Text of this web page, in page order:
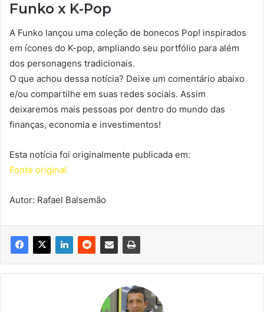
Funko x K-Pop
A Funko lançou uma coleção de bonecos Pop! inspirados
em ícones do K-pop, ampliando seu portfólio para além
dos personagens tradicionais.
O que achou dessa notícia? Deixe um comentário abaixo
e/ou compartilhe em suas redes sociais. Assim
deixaremos mais pessoas por dentro do mundo das
finanças, economia e investimentos!
Esta notícia foi originalmente publicada em:
Fonte original
Autor: Rafael Balsemão